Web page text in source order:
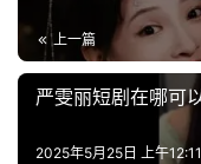
🌱
博
上一篇
严雯丽短剧在哪可
2025年5月25日 上午12:11